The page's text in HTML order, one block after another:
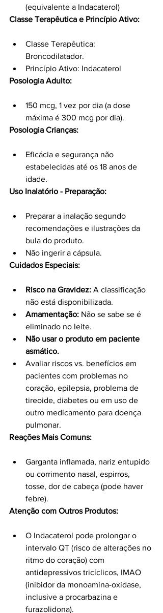
(equivalente a Indacaterol)
Classe Terapêutica e Princípio Ativo:
Classe Terapêutica:
Broncodilatador.
Princípio Ativo: Indacaterol
Posologia Adulto:
150 mcg, 1 vez por dia (a dose
máxima é 300 mcg por dia).
Posologia Crianças:
Eficácia e segurança não
estabelecidas até os 18 anos de
idade.
Uso Inalatório - Preparação:
Preparar a inalação segundo
recomendações e ilustrações da
bula do produto.
Não ingerir a cápsula.
Cuidados Especiais:
Risco na Gravidez: A classificação
não está disponibilizada.
Amamentação: Não se sabe se é
eliminado no leite.
Não usar o produto em paciente
asmático.
Avaliar riscos vs. benefícios em
pacientes com problemas no
coração, epilepsia, problema de
tireoide, diabetes ou em uso de
outro medicamento para doença
pulmonar.
Reações Mais Comuns:
Garganta inflamada, nariz entupido
ou corrimento nasal, espirros,
tosse, dor de cabeça (pode haver
febre).
Atenção com Outros Produtos:
O Indacaterol pode prolongar o
intervalo QT (risco de alterações no
ritmo do coração) com
antidepressivos tricíclicos, IMAO
(inibidor da monoamina-oxidase,
inclusive a procarbazina e
furazolidona).